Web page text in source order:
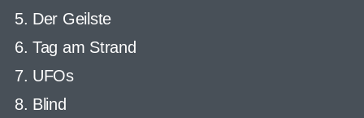
Der Geilste
Tag am Strand
UFOs
Blind